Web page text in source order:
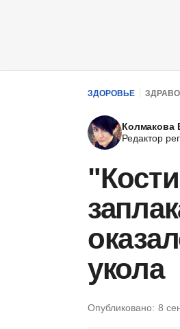
ЗДОРОВЬЕ
Колмакова
Редактор
укола
Опубликовано: 8